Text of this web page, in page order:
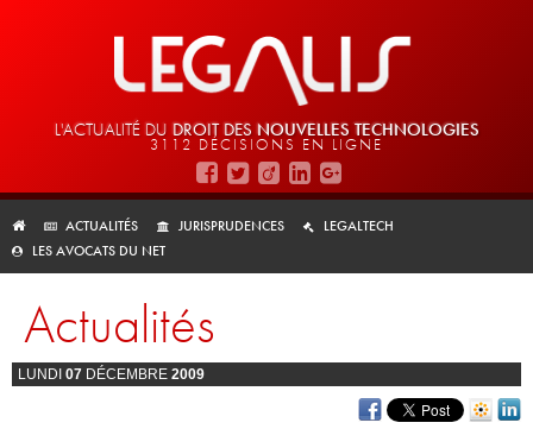
L'ACTUALITÉ DU DROIT DES NOUVELLES TECHNOLOGIES
3112 DÉCISIONS EN LIGNE
ACTUALITÉS JURISPRUDENCES
LEGALTECH
LES AVOCATS DU NET
Actualités
LUNDI 07 DÉCEMBRE 2009